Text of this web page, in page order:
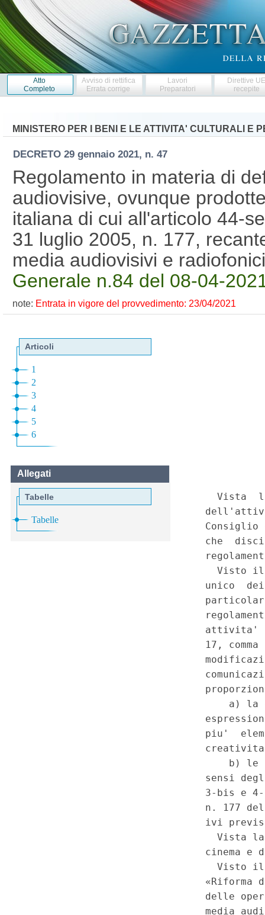
Atto
Completo
Avviso di rettifica
Errata corrige
Lavori
Preparatori
Direttive
recepite
MINISTERO PER I BENI E LE ATTIVITA' CULTURALI E
DECRETO 29 gennaio 2021, n. 47
Regolamento in materia di
audiovisive, ovunque
italiana di cui all'articolo 44-
31 luglio 2005, n. 177,
media audiovisivi e
Generale n.84 del 08-04-
note: Entrata in vigore del provvedimento: 23/04/2021